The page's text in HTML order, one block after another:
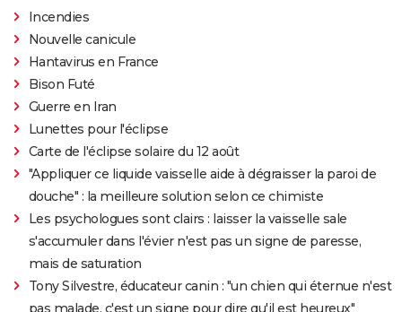
Incendies
Nouvelle canicule
Hantavirus en France
Bison Futé
Guerre en Iran
Lunettes pour l'éclipse
Carte de l'éclipse solaire du 12 août
"Appliquer ce liquide vaisselle aide à dégraisser la paroi de
douche" : la meilleure solution selon ce chimiste
Les psychologues sont clairs : laisser la vaisselle sale
s'accumuler dans l'évier n'est pas un signe de paresse,
mais de saturation
Tony Silvestre, éducateur canin : "un chien qui éternue n'est
pas malade, c'est un signe pour dire qu'il est heureux"